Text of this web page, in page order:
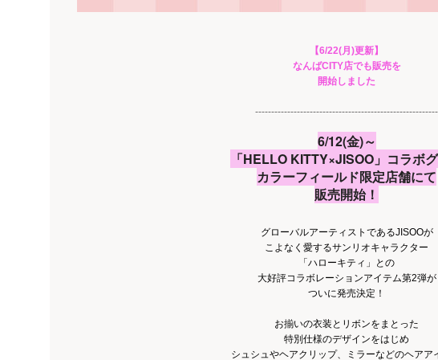
【6/22(月)更新】
なんばCITY店でも販売を
開始しました
---------------------------------------------------------
6/12(金)～
「HELLO KITTY×JISOO」コラボ
カラーフィールド限定店舗にて
販売開始！
グローバルアーティストであるJISOOが
こよなく愛するサンリオキャラクター
「ハローキティ」との
大好評コラボレーションアイテム第2弾が
ついに発売決定！
お揃いの衣装とリボンをまとった
特別仕様のデザインをはじめ
シュシュやヘアクリップ、ミラーなどのヘアア